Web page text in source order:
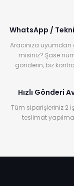
WhatsApp /
Aracınıza uyumdan
misiniz? Şase
gönderin, biz
Hızlı Gönderi
Tüm siparişleriniz 2
teslimat